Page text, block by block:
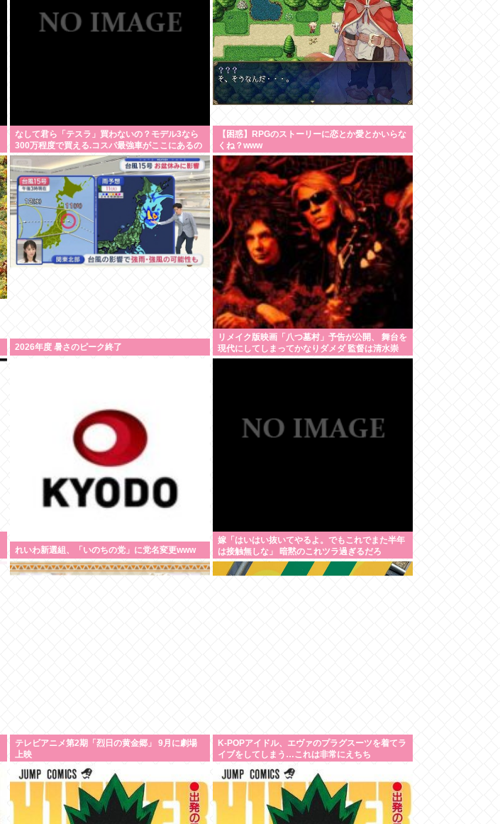
なして君ら「テスラ」買わないの？モデル3なら
300万程度で買える.コスパ最強車がここにあるの
に
【困惑】RPGのストーリーに恋とか愛とかいらな
くね？www
2026年度 暑さのピーク終了
リメイク版映画「八つ墓村」予告が公開、 舞台を
現代にしてしまってかなりダメダ 監督は清水崇
れいわ新選組、「いのちの党」に党名変更www
嫁「はいはい抜いてやるよ。でもこれでまた半年
は接触無しな」 暗黙のこれツラ過ぎるだろ
テレビアニメ第2期「烈日の黄金郷」 9月に劇場
上映
K-POPアイドル、エヴァのプラグスーツを着てラ
イブをしてしまう…これは非常にえちち